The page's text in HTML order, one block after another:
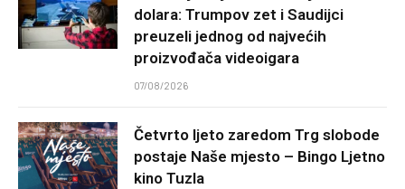
dolara: Trumpov zet i Saudijci
preuzeli jednog od najvećih
proizvođača videoigara
07/08/2026
Četvrto ljeto zaredom Trg slobode
postaje Naše mjesto – Bingo Ljetno
kino Tuzla